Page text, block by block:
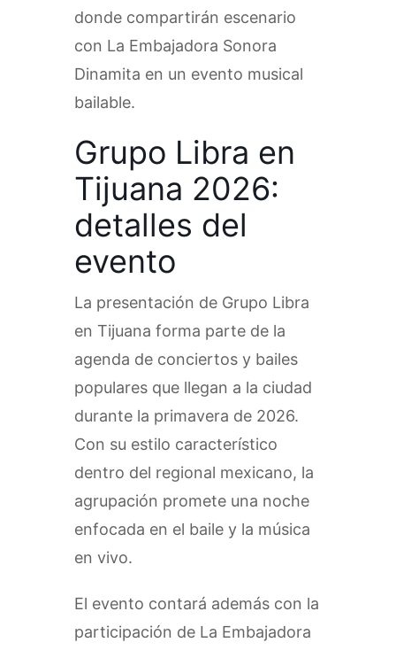
donde compartirán escenario
con La Embajadora Sonora
Dinamita en un evento musical
bailable.
Grupo Libra en
Tijuana 2026:
detalles del
evento
La presentación de Grupo Libra
en Tijuana forma parte de la
agenda de conciertos y bailes
populares que llegan a la ciudad
durante la primavera de 2026.
Con su estilo característico
dentro del regional mexicano, la
agrupación promete una noche
enfocada en el baile y la música
en vivo.
El evento contará además con la
participación de La Embajadora